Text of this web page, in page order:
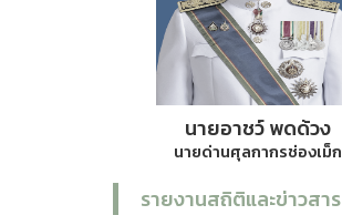
นายอาชว์ พดด้วง
นายด่านศุลกากรช่องเม็ก
รายงานสถิติและข่าวสาร